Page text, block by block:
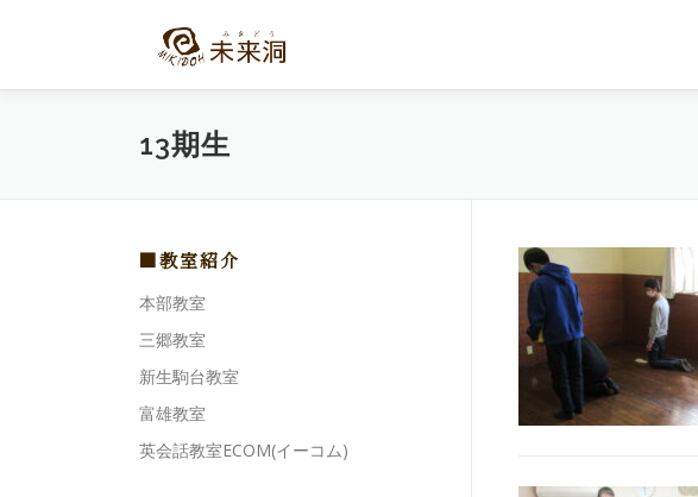
ン
13期生
■教室紹介
本部教室
三郷教室
新生駒台教室
富雄教室
英会話教室ECOM(イーコム)